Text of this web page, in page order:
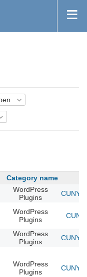
Category name
WordPress
Plugins
CUNY
WordPress
Plugins
WordPress
Plugins
CUNY
WordPress
Plugins
CUNY